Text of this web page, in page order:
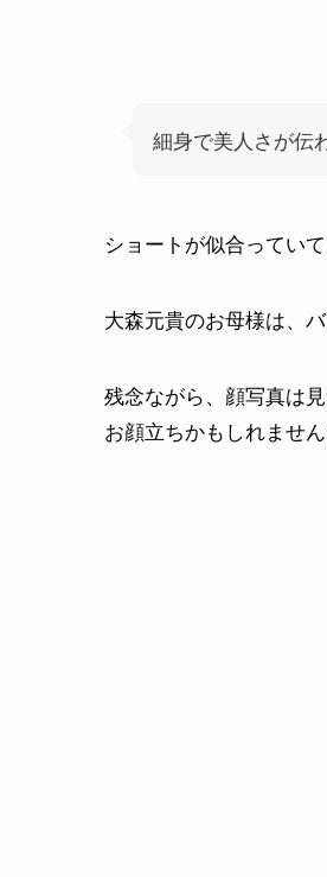
細身で美人さが伝
ショートが似合ってい
大森元貴のお母様は、
残念ながら、顔写真は
お顔立ちかもしれません